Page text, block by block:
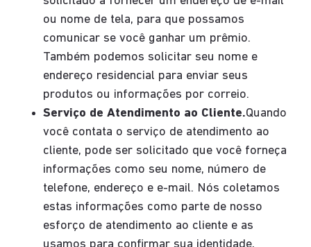
ou nome de tela, para que possamos
comunicar se você ganhar um prêmio.
Também podemos solicitar seu nome e
endereço residencial para enviar seus
produtos ou informações por correio.
Serviço de Atendimento ao Cliente.Quando
você contata o serviço de atendimento ao
cliente, pode ser solicitado que você forneça
informações como seu nome, número de
telefone, endereço e e-mail. Nós coletamos
estas informações como parte de nosso
esforço de atendimento ao cliente e as